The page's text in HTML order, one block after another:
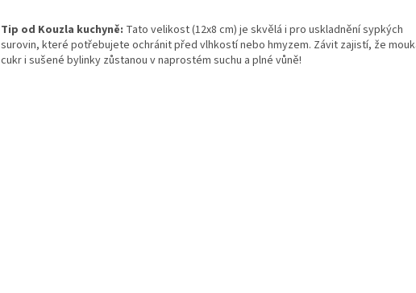
Tip od Kouzla kuchyně: Tato velikost (12x8 cm) je skvělá i pro uskladnění sypkých
surovin, které potřebujete ochránit před vlhkostí nebo hmyzem. Závit zajistí, že
cukr i sušené bylinky zůstanou v naprostém suchu a plné vůně!